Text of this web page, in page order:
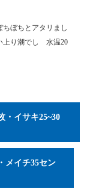
ぼちとアタリまし
上り潮でし 水温20
・イサキ25~30
メイチ35セン